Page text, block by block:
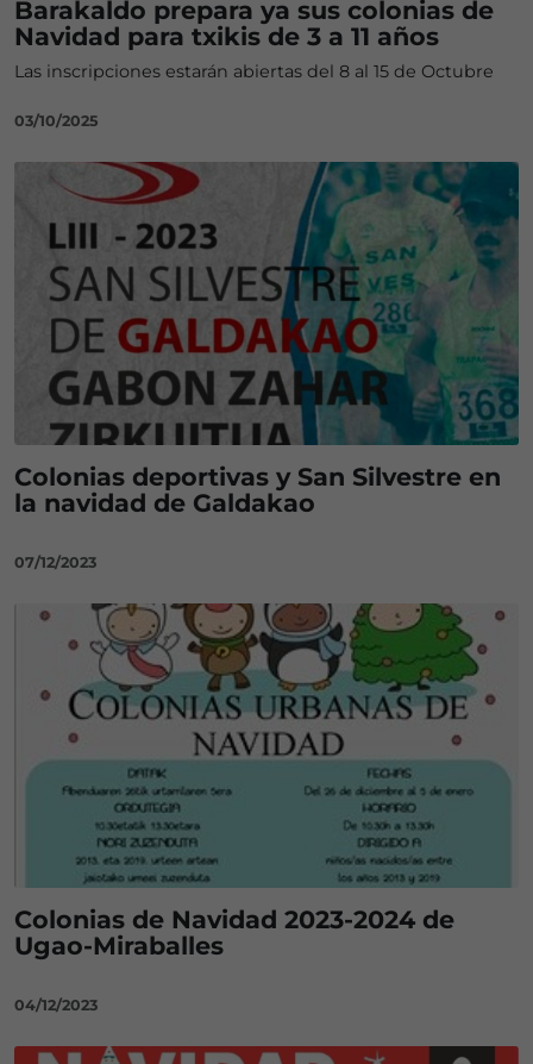
Barakaldo prepara ya sus colonias de
Navidad para txikis de 3 a 11 años
Las inscripciones estarán abiertas del 8 al 15 de Octubre
03/10/2025
Colonias deportivas y San Silvestre en
la navidad de Galdakao
07/12/2023
Colonias de Navidad 2023-2024 de
Ugao-Miraballes
04/12/2023